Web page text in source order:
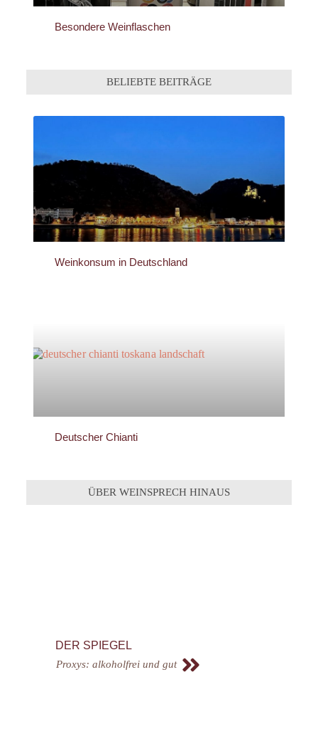
Besondere Weinflaschen
BELIEBTE BEITRÄGE
Weinkonsum in Deutschland
Deutscher Chianti
ÜBER WEINSPRECH HINAUS
DER SPIEGEL
Proxys: alkoholfrei und gut